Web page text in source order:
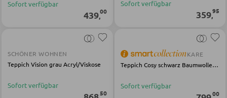
Esszimmerstühle
BÄNKE
Sofort verfügbar
439,00
Sofort verfügbar
359,95
SCHÖNER WOHNEN
Teppich Vision grau Acryl/Viskose
Sofort verfügbar
50
KARE
Teppich Cosy schwarz Baumwolle Viskose
Sofort verfügbar
00